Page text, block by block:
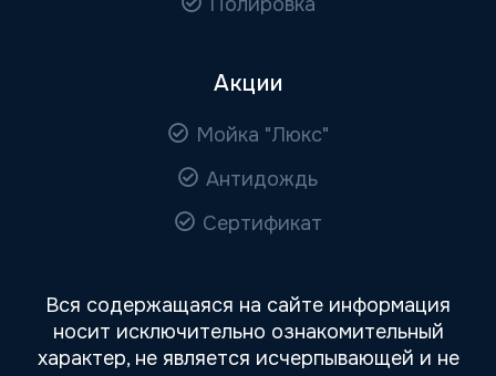
Акции
Мойка "Люкс"
Антидождь
Сертификат
Вся содержащаяся на сайте информация
носит исключительно ознакомительный
характер, не является исчерпывающей и не